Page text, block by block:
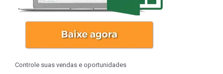
Controle suas vendas e oportunidades